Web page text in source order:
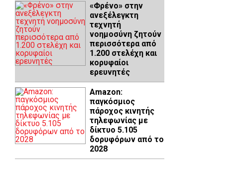
«Φρένο» στην
ανεξέλεγκτη
τεχνητή
νοημοσύνη ζητούν
περισσότερα από
1.200 στελέχη και
κορυφαίοι
ερευνητές
Amazon:
παγκόσμιος
πάροχος κινητής
τηλεφωνίας με
δίκτυο 5.105
δορυφόρων από το
2028